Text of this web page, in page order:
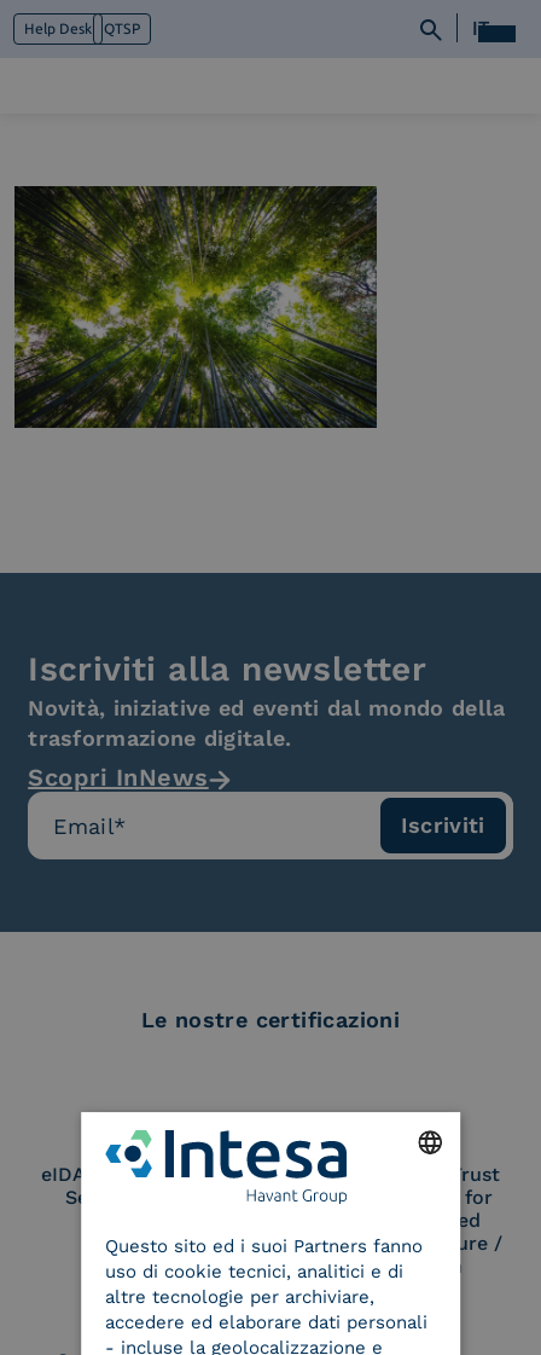
Help Desk QTSP IT
Cosa facciamo
Piattaforme
Industry
News e Media
Contattaci
Iscriviti alla newsletter
Novità, iniziative ed eventi dal mondo della
trasformazione digitale.
Scopri InNews
Le nostre certificazioni
eIDAS Qualified Trust
Service Provider
eIDAS Qualified Trust
Service Provider for
Remote Qualified
Electronic Signature /
Seal Creation
ITALIAN
Questo sito ed i suoi Partners fanno
uso di cookie tecnici, analitici e di
altre tecnologie per archiviare,
accedere ed elaborare dati personali
- incluse la geolocalizzazione e